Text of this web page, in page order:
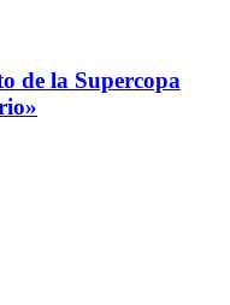
de la Supercopa